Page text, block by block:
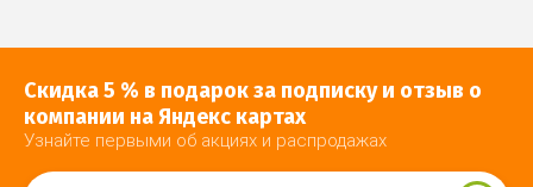
Скидка 5 % в подарок за подписку и отзыв о
компании на Яндекс картах
Узнайте первыми об акциях и распродажах